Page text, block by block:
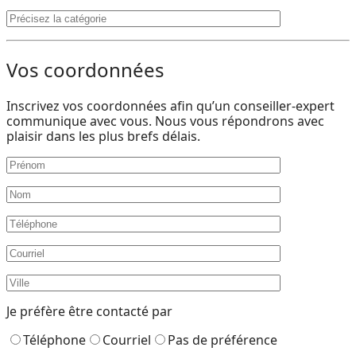
Vos coordonnées
Inscrivez vos coordonnées afin qu’un conseiller-expert
communique avec vous. Nous vous répondrons avec
plaisir dans les plus brefs délais.
Je préfère être contacté par
Téléphone
Courriel
Pas de préférence